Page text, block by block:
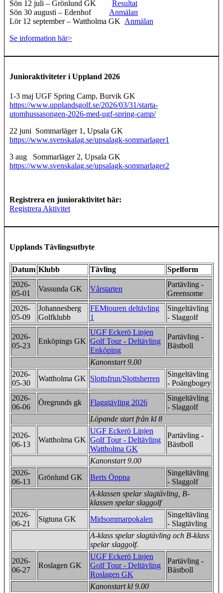
Sön 12 juli – Grönlund GK Resultat
Sön 30 augusti – Edenhof Anmälan
Lör 12 september – Wattholma GK Anmälan
Se information här>
Junioraktiviteter i Uppland 2026
1-3 maj UGF Spring Camp, Burvik GK
https://www.upplandsgolf.se/2026/03/31/starta-
utomhussasongen-2026-med-ugf-spring-camp/
22 juni Sommarläger 1, Upsala GK
https://www.svenskalag.se/upsalagk-sommarlager1
3 aug Sommarläger 2, Upsala GK
https://www.svenskalag.se/upsalagk-sommarlager2
Registrera en junioraktivitet här:
Registrera Aktivitet
Upplands Tävlingsutbyte
Datum Klubb Tävling
Spelform
2026-
05-01
Vassunda GK Vårstarten
Partävling -
Greensome
2026-
05-09
Johannesberg
Golfklubb
FEMtouren deltävling
1
Singeltävling
- Slaggolf
2026-
05-23
Enköpings GK
UGF Eckerö Linjen
Golf Tour - Deltävling
Enköping
Partävling -
Bästboll
Kanonstart 9.00
2026-
05-30
Wattholma GK Slottsfrun/Slottsherren
Singeltävling
- Poängbogey
2026-
06-06
Öregrunds gk Flaggtävling 2026
Singeltävling
- Slaggolf
Löpande start från kl 8
2026-
06-13
Wattholma GK
UGF Eckerö Linjen
Golf Tour - Deltävling
Wattholma GK
Partävling -
Bästboll
Kanonstart 9.00
2026-
06-13
Grönlund GK Berts Öppna
Singeltävling
- Slaggolf
A-klassen spelar slagtävling, B-
klassen spelar slaggolf
2026-
06-21
Sigtuna GK Midsommarpokalen
Singeltävling
- Slagtävling
A-klass spelar slagtävling och B-klass
spelar slaggolf.
2026-
06-27
Roslagen GK
UGF Eckerö Linjen
Golf Tour - Deltävling
Roslagen GK
Partävling -
Bästboll
Kanonstart kl 9.00